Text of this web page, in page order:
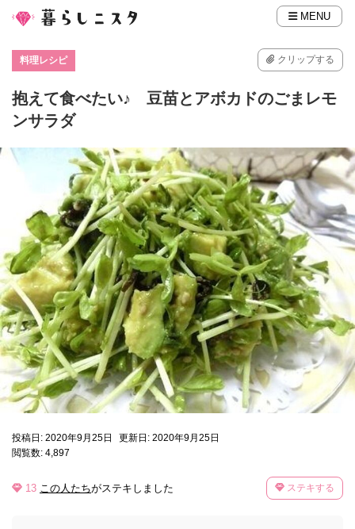
MENU
料理レシピ クリップする
抱えて食べたい♪ 豆苗とアボカドのごまレモ
ンサラダ
投稿日: 2020年9月25日
更新日: 2020年9月25日
閲覧数: 4,897
13 この人たちがステキしました ステキする